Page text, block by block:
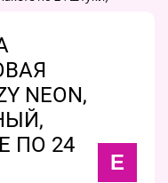
NEON,
ПО 24
E